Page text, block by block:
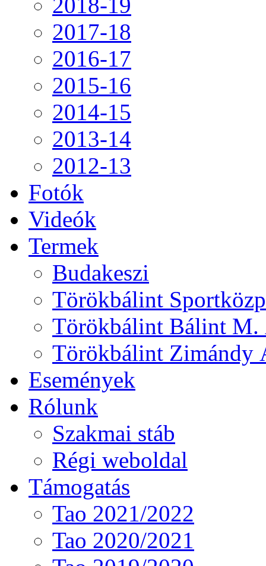
2017-18
2016-17
2015-16
2014-15
2013-14
2012-13
Fotók
Videók
Termek
Budakeszi
Törökbálint
Törökbálint Bálint
Törökbálint Zimándy
Események
Rólunk
Szakmai stáb
Régi weboldal
Támogatás
Tao 2021/2022
Tao 2020/2021